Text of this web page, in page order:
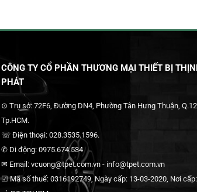
CÔNG TY CỔ PHẦN THƯƠNG MẠI THIẾT BỊ
PHÁT
⊙ Trụ sở: 72F6, Đường DN4, Phường Tân Hưng Thuận, Q.12,
Tp.HCM.
☏ Điện thoại: 028.3535.1596.
✆ Di động: 0975.674.534
✉ Email: vcuong@tpet.com.vn - info@tpet.com.vn
☑ Mã số thuế: 0316192749, Ngày cấp: 13-03-2020, Nơi